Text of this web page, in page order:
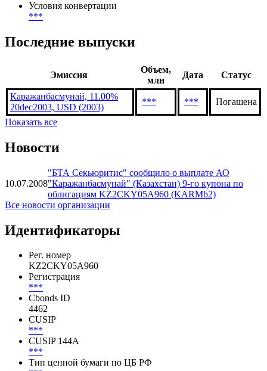
Условия конвертации
***
Последние выпуски
Эмиссия
Объем,
млн
Дата Статус
Каражанбасмунай, 11.00%
20dec2003, USD (2003)
*** ***
Погашена
Показать все
Новости
10.07.2008
"БТА Секьюритис" сообщило о выплате АО
"Каражанбасмунай" (Казахстан) 9-го купона по
облигациям KZ2CKY05A960 (KARMb2)
Все новости организации
Идентификаторы
Рег. номер
KZ2CKY05A960
Регистрация
***
Cbonds ID
4462
CUSIP
***
CUSIP 144A
***
Тип ценной бумаги по ЦБ РФ